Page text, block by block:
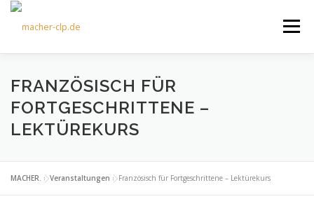
Zum
springen
Menü
ÜBER UNS KULTOURFAHRTEN
TERMINE ANGEBOTE
KONTAKT
FRANZÖSISCH FÜR
FORTGESCHRITTENE –
LEKTÜREKURS
MACHER. »Veranstaltungen »Französisch für Fortgeschrittene – Lektürekurs